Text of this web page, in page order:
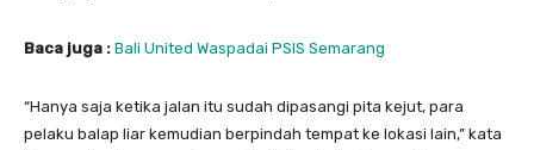
Baca juga : Bali United Waspadai PSIS Semarang
“Hanya saja ketika jalan itu sudah dipasangi pita kejut, para
pelaku balap liar kemudian berpindah tempat ke lokasi lain,” kata